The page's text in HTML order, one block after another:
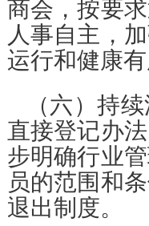
商会，按要
人事自主，
运行和健康
（六）持
直接登记办
步明确行业
员的范围和
退出制度。